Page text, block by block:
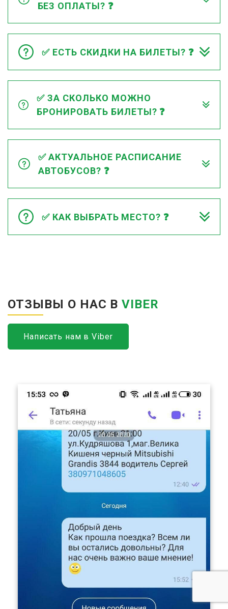
БЕЗ ОПЛАТЫ? ❓
✅ ЕСТЬ СКИДКИ НА БИЛЕТЫ? ❓
✅ ЗА СКОЛЬКО МОЖНО
БРОНИРОВАТЬ БИЛЕТЫ? ❓
✅ АКТУАЛЬНОЕ РАСПИСАНИЕ
АВТОБУСОВ? ❓
✅ КАК ВЫБРАТЬ МЕСТО? ❓
ОТЗЫВЫ О НАС ВVIBER
Написать нам в Viber